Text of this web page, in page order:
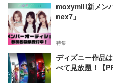
moxymill新メン
nex7」
特集
ディズニー作品
べて見放題！【